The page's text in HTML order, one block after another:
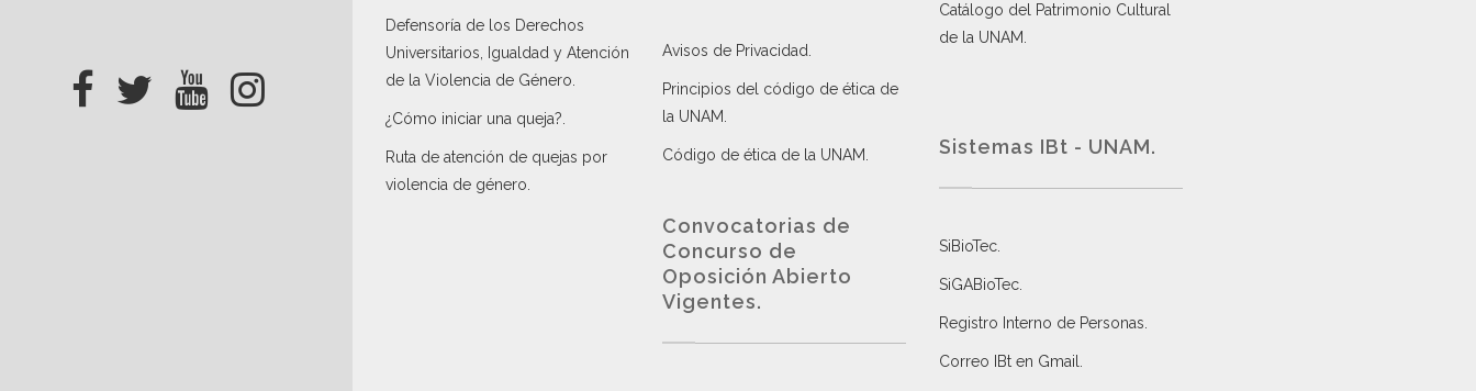
Defensoría de los Derechos
Universitarios, Igualdad y Atención
de la Violencia de Género
¿Cómo iniciar una queja?
Ruta de atención de quejas por
violencia de género
Avisos de Privacidad
Principios del código de ética de
la UNAM
Código de ética de la UNAM
Convocatorias de
Concurso de
Oposición Abierto
Vigentes.
Catálogo del Patrimonio Cultural
de la UNAM.
Sistemas IBt - UNAM.
SiBioTec
SiGABioTec.
Registro Interno de Personas
Correo IBt en Gmail